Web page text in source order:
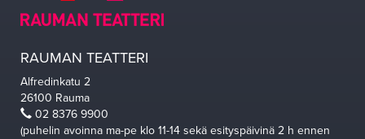
RAUMAN TEATTERI
Alfredinkatu 2
26100 Rauma
02 8376 9900
(puhelin avoinna ma-pe klo 11-14 sekä esityspäivinä 2 h ennen